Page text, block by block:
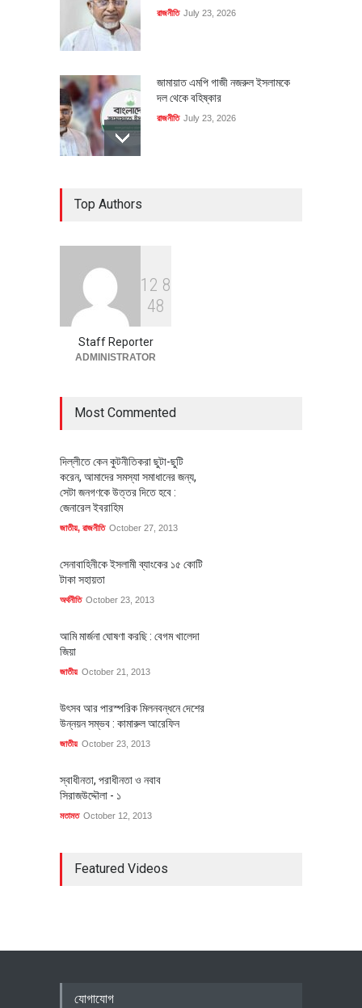
রাজনীতি July 23, 2026
জামায়াত এমপি গাজী নজরুল ইসলামকে
দল থেকে বহিষ্কার
রাজনীতি July 23, 2026
বৈশ্বিক প্রতিযোগিতা সক্ষমতা বাড়াতে
পোশাক শিল্পে নতুন উদ্যোগ
Top Authors
1 2 8
48
Staff Reporter
ADMINISTRATOR
Most Commented
দিল্লীতে কেন কুটনীতিকরা ছুটা-ছুটি
করেন, আমাদের সমস্যা সমাধানের জন্য,
সেটা জনগণকে উত্তর দিতে হবে :
জেনারেল ইবরাহিম
জাতীয়, রাজনীতি October 27, 2013
সেনাবাহিনীকে ইসলামী ব্যাংকের ১৫ কোটি
টাকা সহায়তা
অর্থনীতি October 23, 2013
আমি মার্জনা ঘোষণা করছি : বেগম খালেদা
জিয়া
জাতীয় October 21, 2013
উৎসব আর পারস্পরিক মিলনবন্ধনে দেশের
উন্নয়ন সম্ভব : কামারুল আরেফিন
জাতীয় October 23, 2013
স্বাধীনতা, পরাধীনতা ও নবাব
সিরাজউদ্দৌলা - ১
মতামত October 12, 2013
Featured Videos
যোগাযোগ